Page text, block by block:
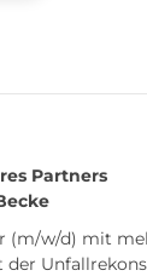
Partners
(m/w/d) mit
der